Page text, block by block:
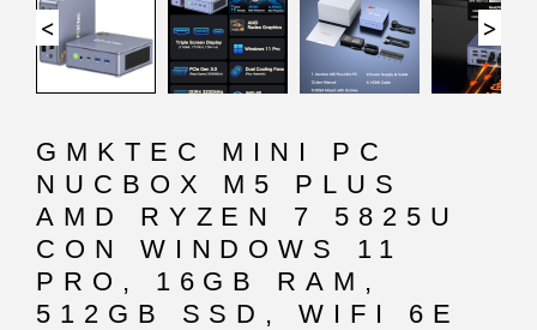
< >
GMKTEC MINI PC
NUCBOX M5 PLUS
AMD RYZEN 7 5825U
CON WINDOWS 11
PRO, 16GB RAM,
512GB SSD, WIFI 6E